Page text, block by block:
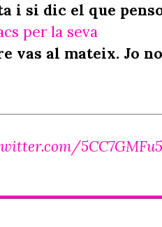
i si dic el que
per la seva
vas al mateix. Jo no